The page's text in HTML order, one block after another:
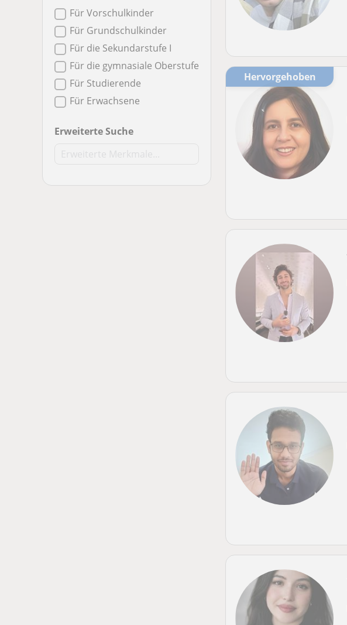
Für Vorschulkinder
Für Grundschulkinder
Für die Sekundarstufe I
Für die gymnasiale Oberstufe
Für Studierende
Für Erwachsene
Erweiterte Suche
Hervorgehoben